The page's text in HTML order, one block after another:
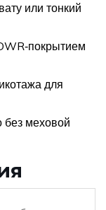
или тонкий
для
без меховой